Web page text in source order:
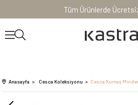
Tüm Ürünlerde
Anasayfa Cesca Koleksiyonu Cesca Kumaş